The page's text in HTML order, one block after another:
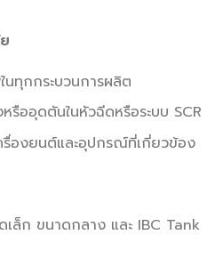
ทุกกระบวนการผลิต
รืออุดตันในหัวฉีดหรือระบบ SCR
รื่องยนต์และอุปกรณ์ที่เกี่ยวข้อง
เล็ก ขนาดกลาง และ IBC Tank